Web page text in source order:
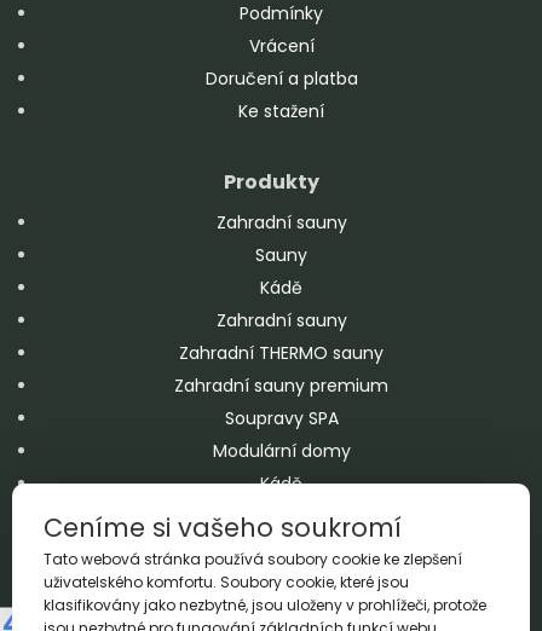
Podmínky
Vrácení
Doručení a platba
Ke stažení
Produkty
Zahradní sauny
Sauny
Kádě
Zahradní sauny
Zahradní THERMO sauny
Zahradní sauny premium
Soupravy SPA
Modulární domy
Kádě
Chaty
Jacuzzi
Bazény
Doplňky
Ceníme si vašeho soukromí
Tato webová stránka používá soubory cookie ke zlepšení
uživatelského komfortu. Soubory cookie, které jsou
klasifikovány jako nezbytné, jsou uloženy v prohlížeči, protože